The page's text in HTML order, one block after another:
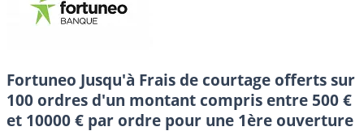
Fortuneo Jusqu'à Frais de courtage offerts sur
100 ordres d'un montant compris entre 500 €
et 10000 € par ordre pour une 1ère ouverture